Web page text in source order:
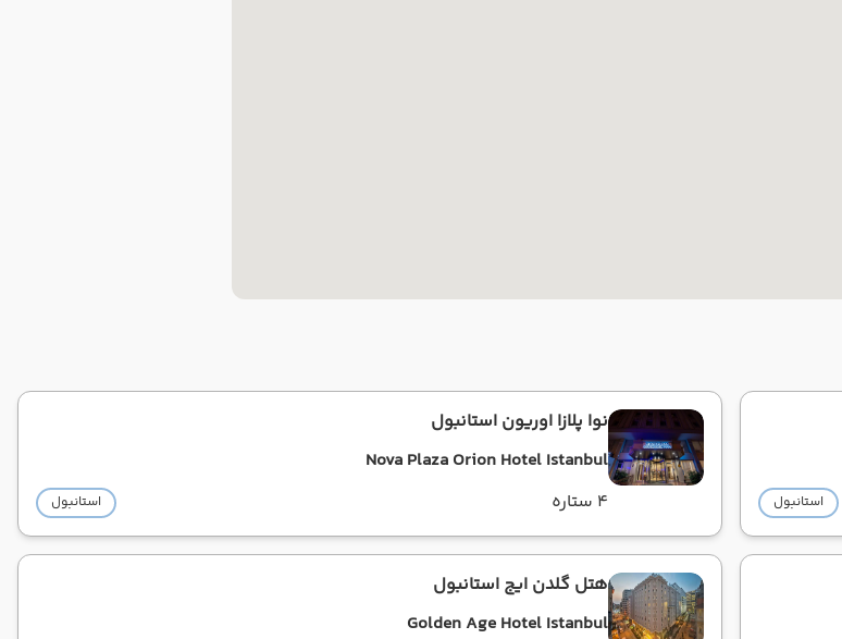
استانبول
نوا پلازا اوریون استانبول
Nova Plaza Orion Hotel Istanbul
4 ستاره
استانبول
هتل گلدن ایج استانبول
Golden Age Hotel Istanbul